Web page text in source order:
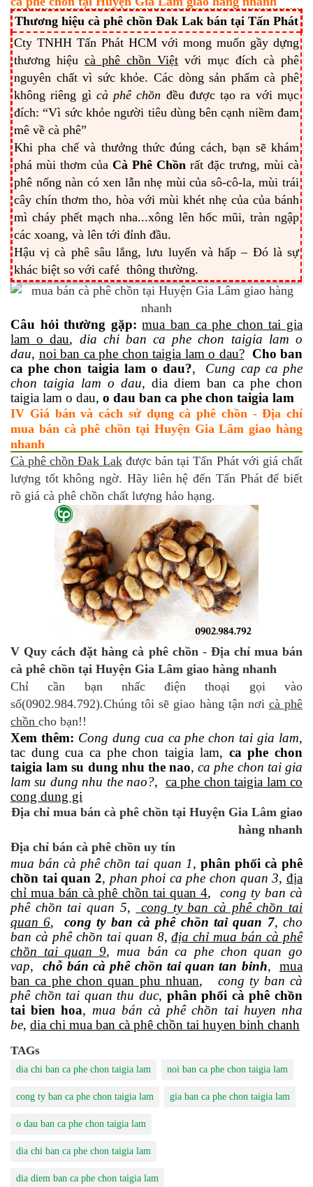
Thương hiệu cà phê chồn Đak Lak bán tại Tấn Phát
Cty TNHH Tấn Phát HCM với mong muốn gầy dựng
thương hiệu cà phê chồn Việt với mục đích cà phê
nguyên chất vì sức khỏe. Các dòng sản phẩm cà phê
không riêng gì cà phê chồn đều được tạo ra với mục
đích: “Vì sức khỏe người tiêu dùng bên cạnh niềm đam
mê về cà phê”
Khi pha chế và thưởng thức đúng cách, bạn sẽ khám
phá mùi thơm của Cà Phê Chồn rất đặc trưng, mùi cà
phê nống nàn có xen lẫn nhẹ mùi của sô-cô-la, mùi trái
cây chín thơm tho, hòa với mùi khét nhẹ của của bánh
mì cháy phết mạch nha...xông lên hốc mũi, tràn ngập
các xoang, và lên tới đỉnh đầu.
Hậu vị cà phê sâu lắng, lưu luyến và hấp – Đó là sự
khác biệt so với café thông thường.
Câu hỏi thường gặp: mua ban ca phe chon tai gia
lam o dau, dia chi ban ca phe chon taigia lam o
dau, noi ban ca phe chon taigia lam o dau? Cho ban
ca phe chon taigia lam o dau?, Cung cap ca phe
chon taigia lam o dau, dia diem ban ca phe chon
taigia lam o dau, o dau ban ca phe chon taigia lam
IV Giá bán và cách sử dụng cà phê chồn - Địa chỉ
mua bán cà phê chồn tại Huyện Gia Lâm giao hàng
nhanh
Cà phê chồn Đak Lakđược bán tại Tấn Phát với giá chất
lượng tốt không ngờ. Hãy liên hệ đến Tấn Phát để biết
rõ giá cà phê chồn chất lượng hảo hạng.
V Quy cách đặt hàng cà phê chồn - Địa chỉ mua bán
cà phê chồn tại Huyện Gia Lâm giao hàng nhanh
Chỉ cần bạn nhấc điện thoại gọi vào
số(0902.984.792).Chúng tôi sẽ giao hàng tận nơi cà phê
chồn cho bạn!!
Xem thêm: Cong dung cua ca phe chon tai gia lam,
tac dung cua ca phe chon taigia lam, ca phe chon
taigia lam su dung nhu the nao,ca phe chon tai gia
lam su dung nhu the nao?, ca phe chon taigia lam co
cong dung gi
Địa chỉ mua bán cà phê chồn tại Huyện Gia Lâm giao
hàng nhanh
Địa chỉ bán cà phê chồn uy tín
mua bán cà phê chồn tai quan 1, phân phối cà phê
chồn tai quan 2, phan phoi ca phe chon quan 3,địa
chỉ mua bán cà phê chồn tai quan 4,
cong ty ban cà
phê chồn tai quan 5,
cong ty ban cà phê chồn tai
quan 6, cong ty ban cà phê chồn tai quan 7,cho
ban cà phê chồn tai quan 8,địa chỉ mua bán cà phê
chồn tai quan 9, mua bán ca phe chon quan go
vap, chỗ bán cà phê chồn tai quan tan binh, mua
ban ca phe chon quan phu nhuan,
cong ty ban cà
phê chồn tai quan thu duc, phân phối cà phê chồn
tai bien hoa, mua bán cà phê chồn tai huyen nha
be, dia chi mua ban cà phê chồn tai huyen binh chanh
TAGs
dia chi ban ca phe chon taigia lam noi ban ca phe chon taigia lam
cong ty ban ca phe chon taigia lam gia ban ca phe chon taigia lam
o dau ban ca phe chon taigia lam
dia chi ban ca phe chon taigia lam
dia diem ban ca phe chon taigia lam